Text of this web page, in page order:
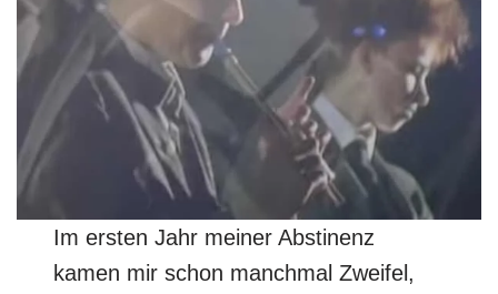
Im ersten Jahr meiner Abstinenz
kamen mir schon manchmal Zweifel,